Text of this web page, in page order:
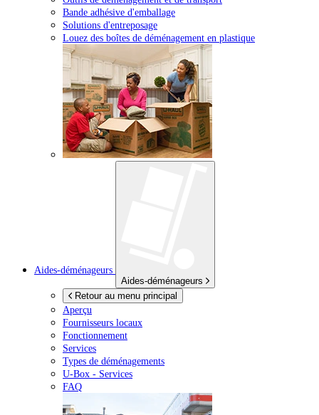
Bande adhésive d'emballage
Solutions d'entreposage
Louez des boîtes de déménagement en plastique
Aides-déménageurs
Aides-déménageurs
Retour au menu principal
Aperçu
Fournisseurs locaux
Fonctionnement
Services
Types de déménagements
U-Box - Services
FAQ